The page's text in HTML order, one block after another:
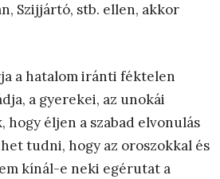
Szijjártó, stb. ellen, akkor
a hatalom iránti féktelen
a gyerekei, az unokái
hogy éljen a szabad elvonulás
tudni, hogy az oroszokkal és
kínál-e neki egérutat a